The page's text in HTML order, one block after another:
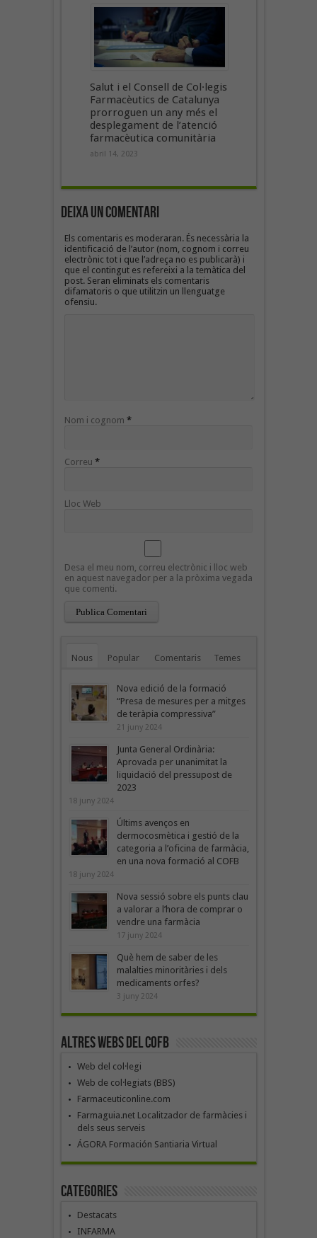
Salut i el Consell de Col·legis
Farmacèutics de Catalunya
prorroguen un any més el
desplegament de l’atenció
farmacèutica comunitària
abril 14, 2023
Deixa un Comentari
Els comentaris es moderaran. És necessària la
identificació de l’autor (nom, cognom i correu
electrònic tot i que l’adreça no es publicarà) i
que el contingut es refereixi a la temàtica del
post. Seran eliminats els comentaris
difamatoris o que utilitzin un llenguatge
ofensiu.
Nom i cognom *
Correu *
Lloc Web
Desa el meu nom, correu electrònic i lloc web
en aquest navegador per a la pròxima vegada
que comenti.
Nous Popular Comentaris Temes
Nova edició de la formació
“Presa de mesures per a mitges
de teràpia compressiva”
21 juny 2024
Junta General Ordinària:
Aprovada per unanimitat la
liquidació del pressupost de
2023
18 juny 2024
Últims avenços en
dermocosmètica i gestió de la
categoria a l’oficina de farmàcia,
en una nova formació al COFB
18 juny 2024
Nova sessió sobre els punts clau
a valorar a l’hora de comprar o
vendre una farmàcia
17 juny 2024
Què hem de saber de les
malalties minoritàries i dels
medicaments orfes?
3 juny 2024
Altres webs del COFB
Web del col·legi
Web de col·legiats (BBS)
Farmaceuticonline.com
Farmaguia.net Localitzador de farmàcies i
dels seus serveis
ÁGORA Formación Santiaria Virtual
Categories
Destacats
INFARMA